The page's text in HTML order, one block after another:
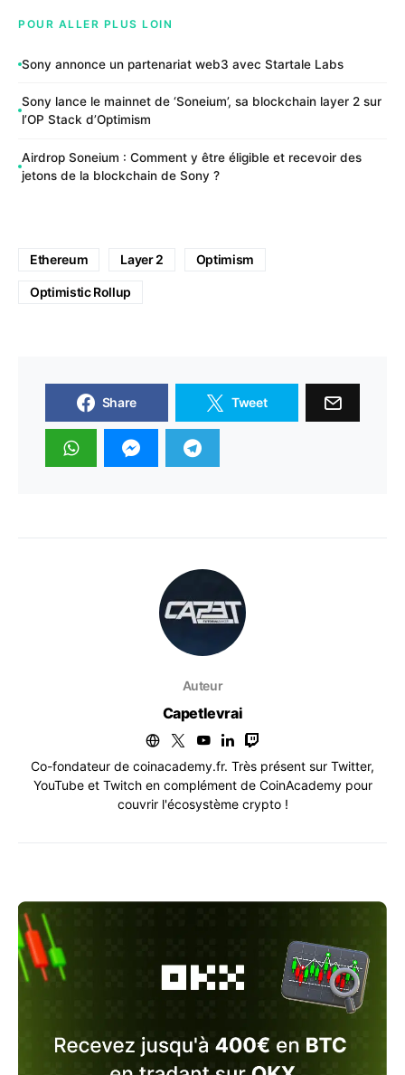
POUR ALLER PLUS LOIN
Sony annonce un partenariat web3 avec Startale Labs
Sony lance le mainnet de ‘Soneium’, sa blockchain layer 2 sur
l’OP Stack d’Optimism
Airdrop Soneium : Comment y être éligible et recevoir des
jetons de la blockchain de Sony ?
Ethereum Layer 2 Optimism
Optimistic Rollup
Share Tweet
Auteur
Capetlevrai
Co-fondateur de coinacademy.fr. Très présent sur Twitter,
YouTube et Twitch en complément de CoinAcademy pour
couvrir l'écosystème crypto !